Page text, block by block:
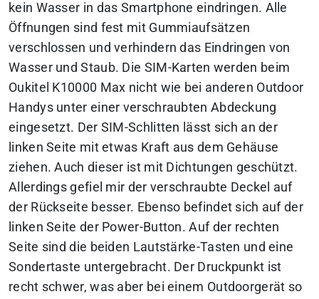
kein Wasser in das Smartphone eindringen. Alle
Öffnungen sind fest mit Gummiaufsätzen
verschlossen und verhindern das Eindringen von
Wasser und Staub. Die SIM-Karten werden beim
Oukitel K10000 Max nicht wie bei anderen Outdoor
Handys unter einer verschraubten Abdeckung
eingesetzt. Der SIM-Schlitten lässt sich an der
linken Seite mit etwas Kraft aus dem Gehäuse
ziehen. Auch dieser ist mit Dichtungen geschützt.
Allerdings gefiel mir der verschraubte Deckel auf
der Rückseite besser. Ebenso befindet sich auf der
linken Seite der Power-Button. Auf der rechten
Seite sind die beiden Lautstärke-Tasten und eine
Sondertaste untergebracht. Der Druckpunkt ist
recht schwer, was aber bei einem Outdoorgerät so